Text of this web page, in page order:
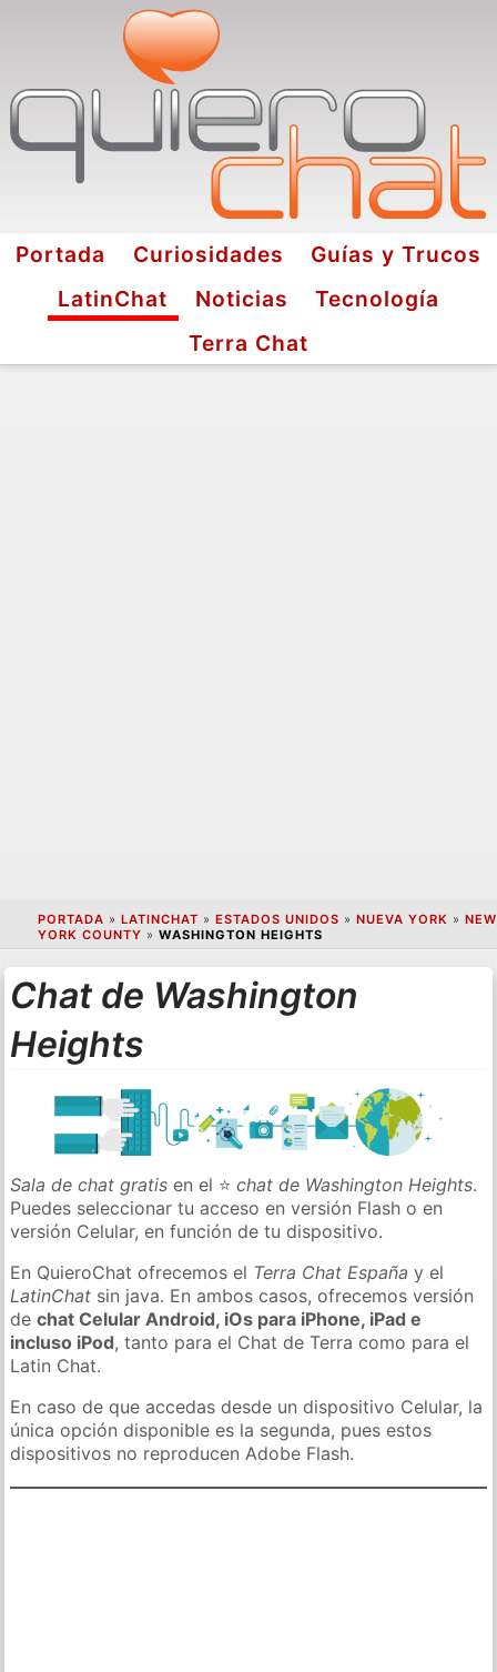
Portada Curiosidades
Guías y Trucos
LatinChat
Noticias
Tecnología
Terra Chat
PORTADA » LATINCHAT » ESTADOS UNIDOS » NUEVA YORK » NEW
YORK COUNTY » WASHINGTON HEIGHTS
Chat de Washington
Heights
Sala de chat gratis en el ⭐chat de Washington Heights.
Puedes seleccionar tu acceso en versión Flash o en
versión Celular, en función de tu dispositivo.
En QuieroChat ofrecemos el Terra Chat España y el
LatinChat sin java. En ambos casos, ofrecemos versión
dechat Celular Android, iOs para iPhone, iPad e
incluso iPod, tanto para el Chat de Terra como para el
Latin Chat.
En caso de que accedas desde un dispositivo Celular, la
única opción disponible es la segunda, pues estos
dispositivos no reproducen Adobe Flash.